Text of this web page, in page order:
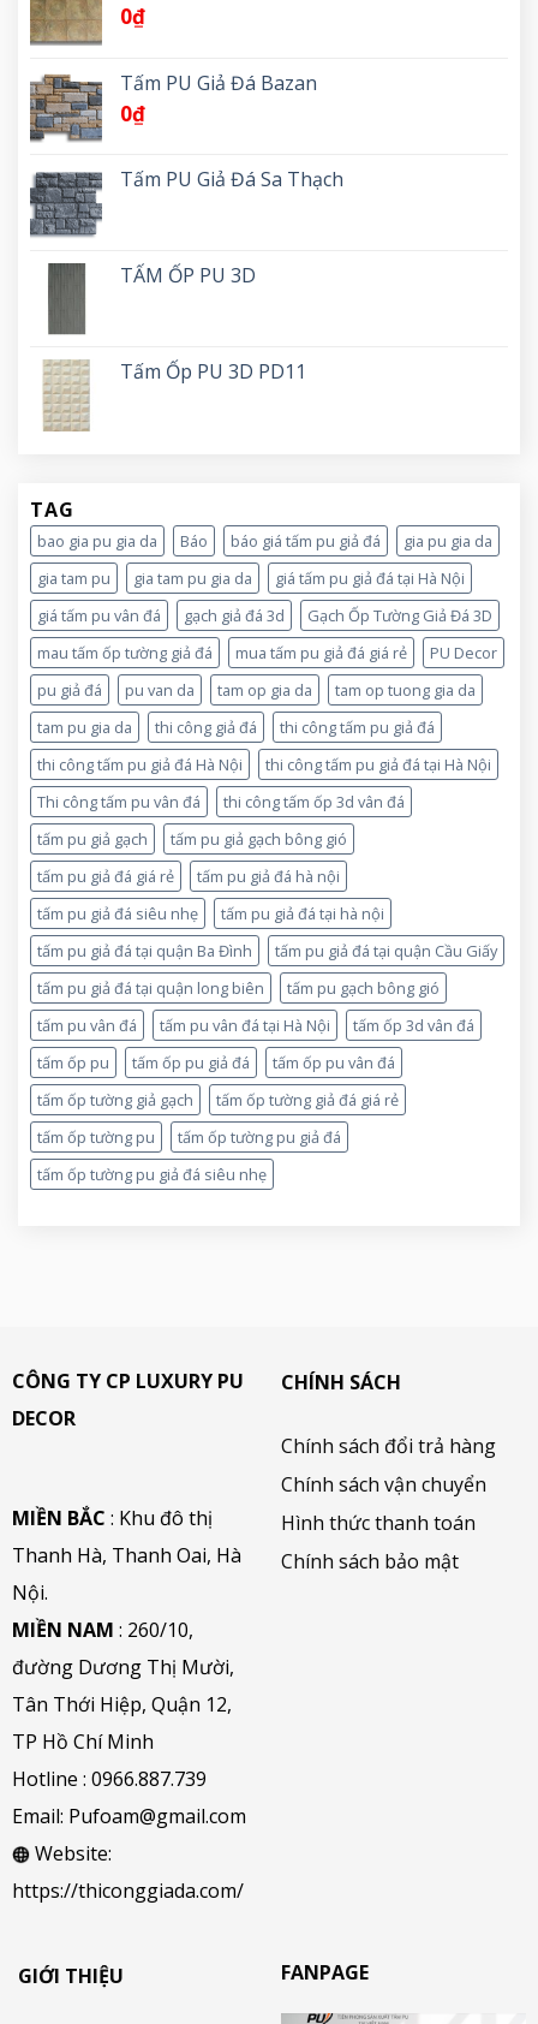
0₫
Tấm PU Giả Đá Bazan
0₫
Tấm PU Giả Đá Sa Thạch
TẤM ỐP PU 3D
Tấm Ốp PU 3D PD11
TAG
bao gia pu gia da Báo báo giá tấm pu giả đá
gia pu gia da
gia tam pu
gia tam pu gia da
giá tấm pu giả đá tại Hà Nội
giá tấm pu vân đá
gạch giả đá 3d
Gạch Ốp Tường Giả Đá 3D
mau tấm ốp tường giả đá
mua tấm pu giả đá giá rẻ
PU Decor
pu giả đá
pu van da tam op gia da
tam op tuong gia da
tam pu gia da
thi công giả đá
thi công tấm pu giả đá
thi công tấm pu giả đá Hà Nội
thi công tấm pu giả đá tại Hà Nội
Thi công tấm pu vân đá
thi công tấm ốp 3d vân đá
tấm pu giả gạch
tấm pu giả gạch bông gió
tấm pu giả đá giá rẻ
tấm pu giả đá hà nội
tấm pu giả đá siêu nhẹ
tấm pu giả đá tại hà nội
tấm pu giả đá tại quận Ba Đình
tấm pu giả đá tại quận Cầu Giấy
tấm pu giả đá tại quận long biên
tấm pu gạch bông gió
tấm pu vân đá
tấm pu vân đá tại Hà Nội
tấm ốp 3d vân đá
tấm ốp pu
tấm ốp pu giả đá
tấm ốp pu vân đá
tấm ốp tường giả gạch
tấm ốp tường giả đá giá rẻ
tấm ốp tường pu
tấm ốp tường pu giả đá
tấm ốp tường pu giả đá siêu nhẹ
CÔNG TY CP LUXURY PU
DECOR
MIỀN BẮC : Khu đô thị
Thanh Hà, Thanh Oai, Hà
Nội.
MIỀN NAM : 260/10,
đường Dương Thị Mười,
Tân Thới Hiệp, Quận 12,
TP Hồ Chí Minh
Hotline : 0966.887.739
Email: Pufoam@gmail.com
Website:
https://thiconggiada.com/
CHÍNH SÁCH
Chính sách đổi trả hàng
Chính sách vận chuyển
Hình thức thanh toán
Chính sách bảo mật
GIỚI THIỆU FANPAGE